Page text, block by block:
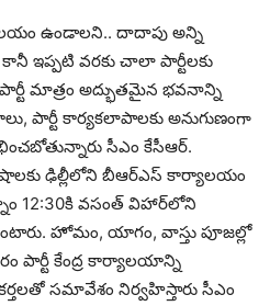
ఉండాలని.. దాదాపు అన్ని
ఇప్పటి వరకు చాలా పార్టీలకు
మాత్రం అద్భుతమైన భవనాన్ని
పార్టీ కార్యకలాపాలకు అనుగుణంగా
సీఎం కేసీఆర్.
ఢిల్లీలోని బీఆర్‌ఎస్‌ కార్యాలయం
12:30కి వసంత్ విహార్‌లోని
హోమం, యాగం, వాస్తు పూజల్లో
పార్టీ కేంద్ర కార్యాలయాన్ని
సమావేశం నిర్వహిస్తారు సీఎం